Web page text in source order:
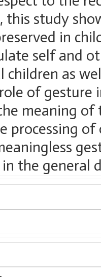
this study
in
self and
children as
of gesture
meaning
processing
the general